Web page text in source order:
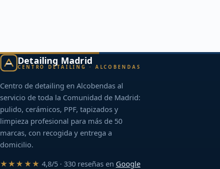
Detailing Madrid
CENTRO DETAILING · ALCOBENDAS
Centro de detailing en Alcobendas al
servicio de toda la Comunidad de Madrid:
pulido, cerámicos, PPF, tapizados y
limpieza profesional para más de 50
marcas, con recogida y entrega a
domicilio.
★★★★★ 4,8/5 · 330 reseñas en Google